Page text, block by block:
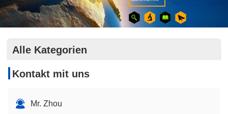
Alle Kategorien
Kontakt mit uns
Mr. Zhou